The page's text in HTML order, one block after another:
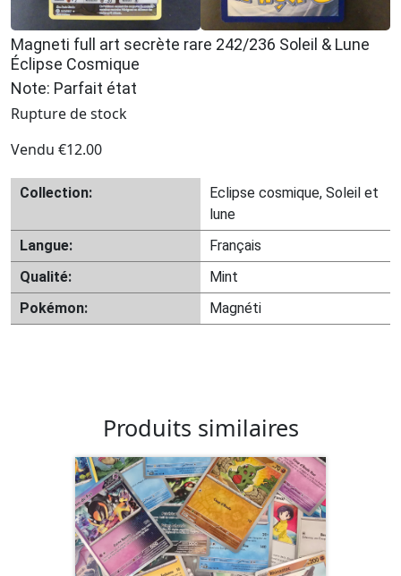
Magneti full art secrète rare 242/236 Soleil & Lune
Éclipse Cosmique
Note: Parfait état
Rupture de stock
Vendu €12.00
Collection:
Eclipse cosmique, Soleil et
lune
Langue:
Français
Qualité:
Mint
Pokémon:
Magnéti
Produits similaires